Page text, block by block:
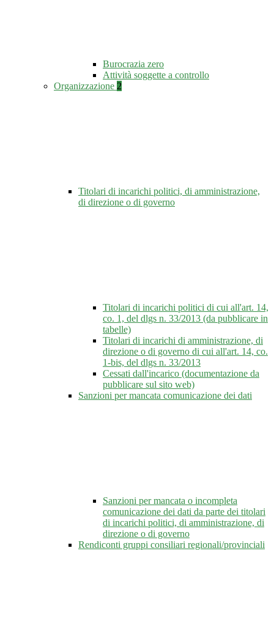
Burocrazia zero
Attività soggette a controllo
Organizzazione 2
Titolari di incarichi politici, di amministrazione,
di direzione o di governo
Titolari di incarichi politici di cui all'art. 14,
co. 1, del dlgs n. 33/2013 (da pubblicare in
tabelle)
Titolari di incarichi di amministrazione, di
direzione o di governo di cui all'art. 14, co.
1-bis, del dlgs n. 33/2013
Cessati dall'incarico (documentazione da
pubblicare sul sito web)
Sanzioni per mancata comunicazione dei dati
Sanzioni per mancata o incompleta
comunicazione dei dati da parte dei titolari
di incarichi politici, di amministrazione, di
direzione o di governo
Rendiconti gruppi consiliari regionali/provinciali